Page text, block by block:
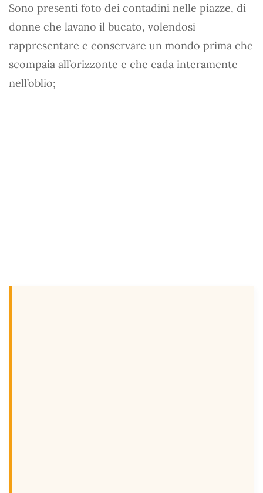
Sono presenti foto dei contadini nelle piazze, di
donne che lavano il bucato, volendosi
rappresentare e conservare un mondo prima che
scompaia all’orizzonte e che cada interamente
nell’oblio;